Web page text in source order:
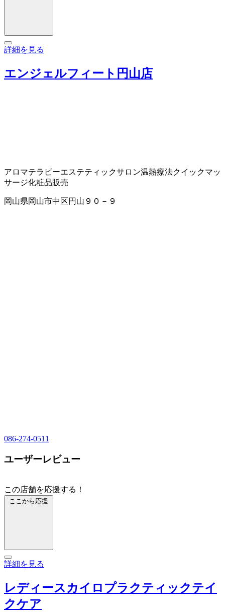
詳細を見る
エンジェルフィート円山店
アロマテラピーエステティックサロン温熱療法クイックマッ
サージ化粧品販売
岡山県岡山市中区円山９０－９
086-274-0511
ユーザーレビュー
この店舗を応援する！
ここから応援
詳細を見る
レディースカイロプラクティックテイ
クケア